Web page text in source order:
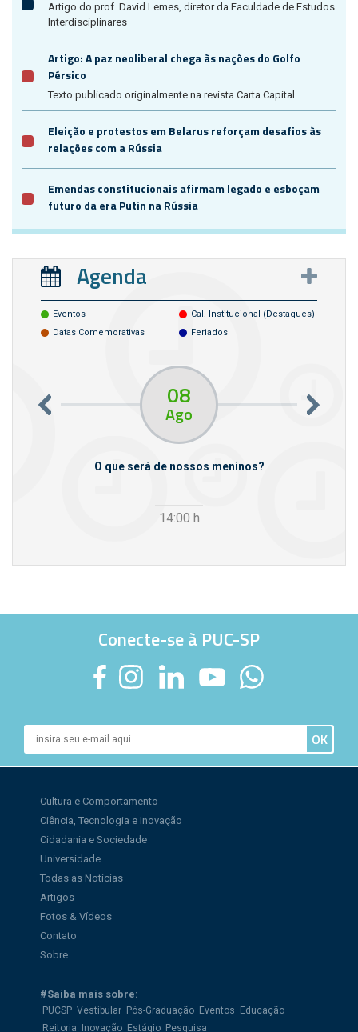
Artigo do prof. David Lemes, diretor da Faculdade de Estudos
Interdisciplinares
Artigo: A paz neoliberal chega às nações do Golfo
Pérsico
Texto publicado originalmente na revista Carta Capital
Eleição e protestos em Belarus reforçam desafios às
relações com a Rússia
Emendas constitucionais afirmam legado e esboçam
futuro da era Putin na Rússia
Agenda
Eventos
Cal. Institucional (destaques)
Datas Comemorativas
Feriados
08
Ago
O que será de nossos meninos?
14:00 h
Conecte-se à PUC-SP
Cultura e Comportamento
Ciência, Tecnologia e Inovação
Cidadania e Sociedade
Universidade
Todas as Notícias
Artigos
Fotos & Vídeos
Contato
Sobre
#Saiba mais sobre:
PUCSP Vestibular Pós-Graduação Eventos
Educação
Reitoria
Inovação Estágio Pesquisa